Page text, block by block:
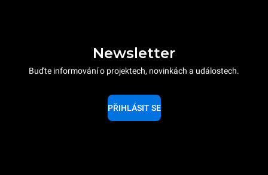
Newsletter
Buďte informování o projektech, novinkách a událostech.
PŘIHLÁSIT SE